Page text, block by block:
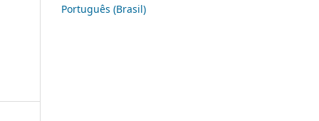
Português (Brasil)